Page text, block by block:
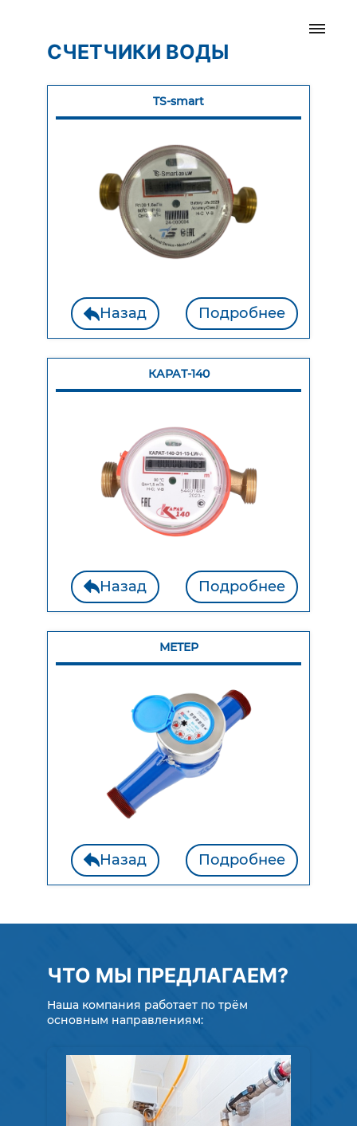
СЧЕТЧИКИ ВОДЫ
TS-smart
Назад Подробнее
КАРАТ-140
Назад Подробнее
МЕТЕР
Назад Подробнее
ЧТО МЫ ПРЕДЛАГАЕМ?
Наша компания работает по трём
основным направлениям: